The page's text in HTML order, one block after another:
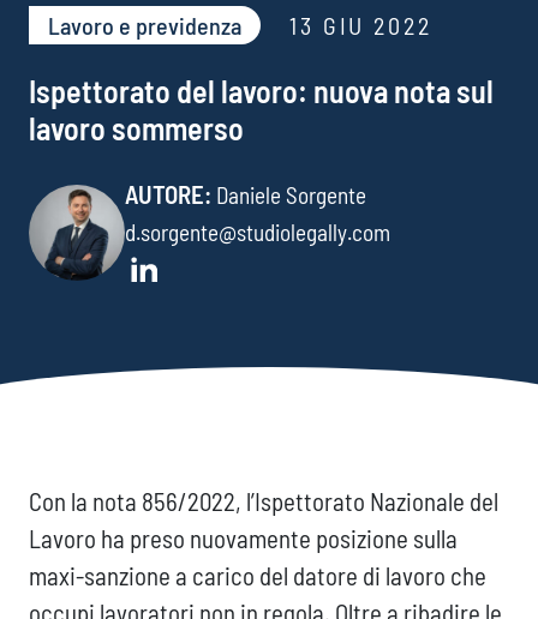
Lavoro e previdenza​ 13 GIU 2022
Ispettorato del lavoro: nuova nota sul
lavoro sommerso
AUTORE: Daniele Sorgente
d.sorgente@studiolegally.com
Con la nota 856/2022, l’Ispettorato Nazionale del
Lavoro ha preso nuovamente posizione sulla
maxi-sanzione a carico del datore di lavoro che
occupi lavoratori non in regola. Oltre a ribadire le